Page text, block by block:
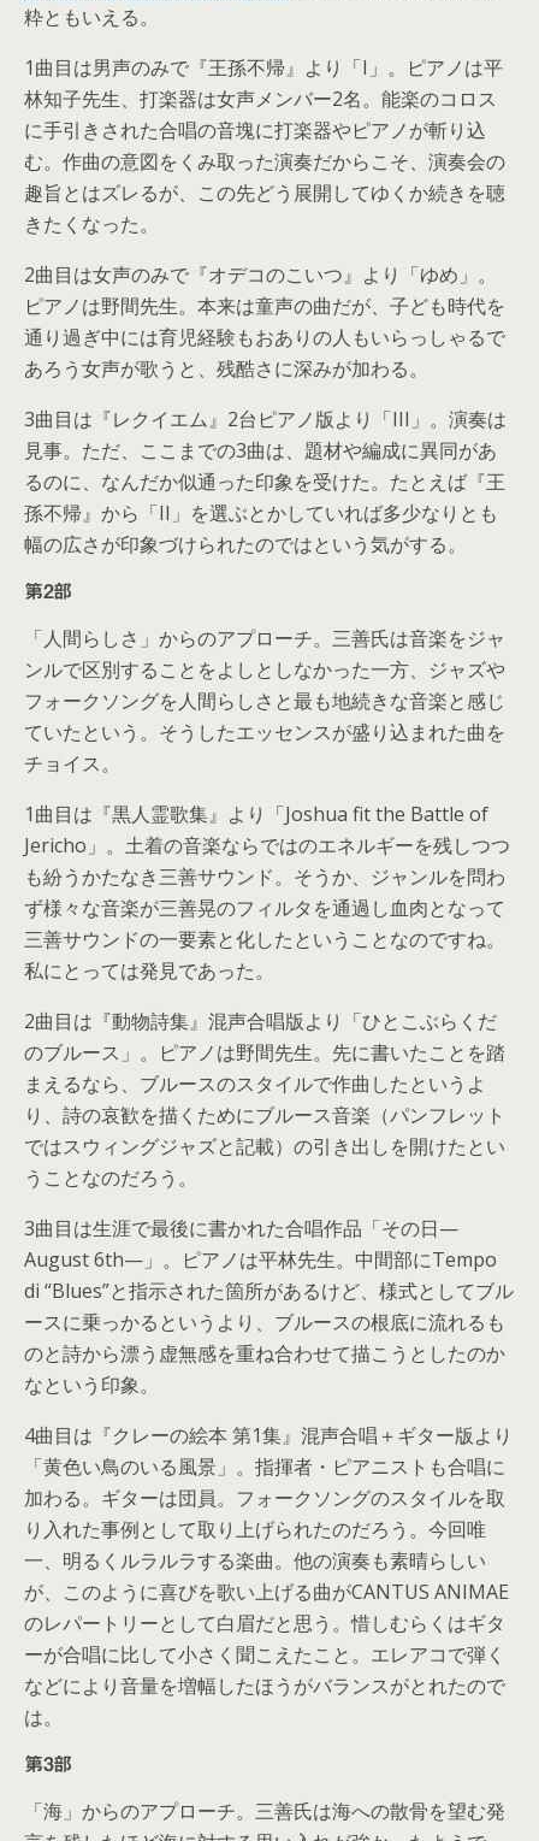
粋ともいえる。
1曲目は男声のみで『王孫不帰』より「I」。ピアノは平
林知子先生、打楽器は女声メンバー2名。能楽のコロス
に手引きされた合唱の音塊に打楽器やピアノが斬り込
む。作曲の意図をくみ取った演奏だからこそ、演奏会の
趣旨とはズレるが、この先どう展開してゆくか続きを聴
きたくなった。
2曲目は女声のみで『オデコのこいつ』より「ゆめ」。
ピアノは野間先生。本来は童声の曲だが、子ども時代を
通り過ぎ中には育児経験もおありの人もいらっしゃるで
あろう女声が歌うと、残酷さに深みが加わる。
3曲目は『レクイエム』2台ピアノ版より「III」。演奏は
見事。ただ、ここまでの3曲は、題材や編成に異同があ
るのに、なんだか似通った印象を受けた。たとえば『王
孫不帰』から「II」を選ぶとかしていれば多少なりとも
幅の広さが印象づけられたのではという気がする。
第2部
「人間らしさ」からのアプローチ。三善氏は音楽をジャ
ンルで区別することをよしとしなかった一方、ジャズや
フォークソングを人間らしさと最も地続きな音楽と感じ
ていたという。そうしたエッセンスが盛り込まれた曲を
チョイス。
1曲目は『黒人霊歌集』より「Joshua fit the Battle of
Jericho」。土着の音楽ならではのエネルギーを残しつつ
も紛うかたなき三善サウンド。そうか、ジャンルを問わ
ず様々な音楽が三善晃のフィルタを通過し血肉となって
三善サウンドの一要素と化したということなのですね。
私にとっては発見であった。
2曲目は『動物詩集』混声合唱版より「ひとこぶらくだ
のブルース」。ピアノは野間先生。先に書いたことを踏
まえるなら、ブルースのスタイルで作曲したというよ
り、詩の哀歓を描くためにブルース音楽（パンフレット
ではスウィングジャズと記載）の引き出しを開けたとい
うことなのだろう。
3曲目は生涯で最後に書かれた合唱作品「その日—
August 6th—」。ピアノは平林先生。中間部にTempo
di “Blues”と指示された箇所があるけど、様式としてブル
ースに乗っかるというより、ブルースの根底に流れるも
のと詩から漂う虚無感を重ね合わせて描こうとしたのか
なという印象。
4曲目は『クレーの絵本 第1集』混声合唱＋ギター版より
「黄色い鳥のいる風景」。指揮者・ピアニストも合唱に
加わる。ギターは団員。フォークソングのスタイルを取
り入れた事例として取り上げられたのだろう。今回唯
一、明るくルラルラする楽曲。他の演奏も素晴らしい
が、このように喜びを歌い上げる曲がCANTUS ANIMAE
のレパートリーとして白眉だと思う。惜しむらくはギタ
ーが合唱に比して小さく聞こえたこと。エレアコで弾く
などにより音量を増幅したほうがバランスがとれたので
は。
第3部
「海」からのアプローチ。三善氏は海への散骨を望む発